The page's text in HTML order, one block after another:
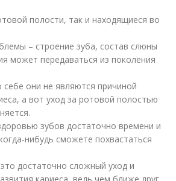
полости, так и находящиеся во
– строение зуба, состав слюны
может передаваться из поколения
себе они не являются причиной
а вот уход за ротовой полостью
зубов достаточно времени и
нибудь сможете похвастаться
достаточно сложный уход и